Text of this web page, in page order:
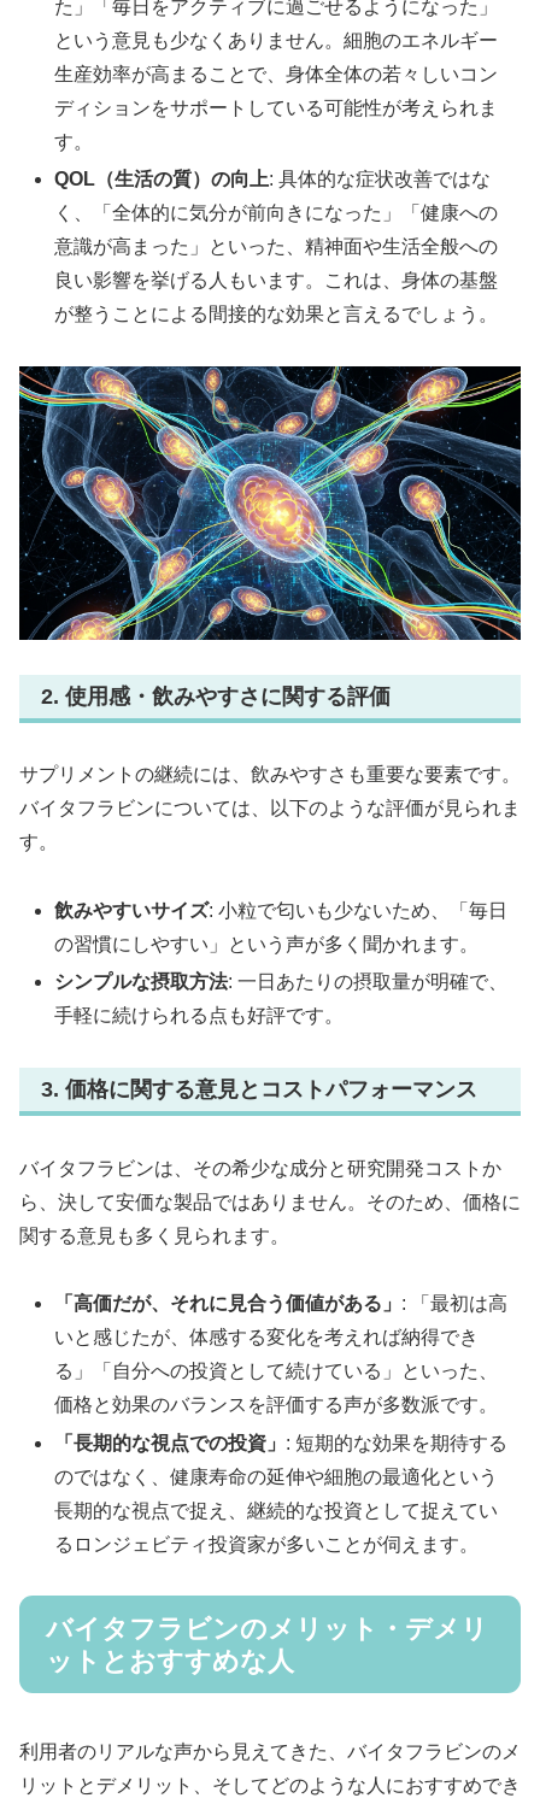
た」「毎日をアクティブに過ごせるようになった」
という意見も少なくありません。細胞のエネルギー
生産効率が高まることで、身体全体の若々しいコン
ディションをサポートしている可能性が考えられま
す。
QOL（生活の質）の向上: 具体的な症状改善ではな
く、「全体的に気分が前向きになった」「健康への
意識が高まった」といった、精神面や生活全般への
良い影響を挙げる人もいます。これは、身体の基盤
が整うことによる間接的な効果と言えるでしょう。
2. 使用感・飲みやすさに関する評価
サプリメントの継続には、飲みやすさも重要な要素です。
バイタフラビンについては、以下のような評価が見られま
す。
飲みやすいサイズ: 小粒で匂いも少ないため、「毎日
の習慣にしやすい」という声が多く聞かれます。
シンプルな摂取方法: 一日あたりの摂取量が明確で、
手軽に続けられる点も好評です。
3. 価格に関する意見とコストパフォーマンス
バイタフラビンは、その希少な成分と研究開発コストか
ら、決して安価な製品ではありません。そのため、価格に
関する意見も多く見られます。
「高価だが、それに見合う価値がある」 : 「最初は高
いと感じたが、体感する変化を考えれば納得でき
る」「自分への投資として続けている」といった、
価格と効果のバランスを評価する声が多数派です。
「長期的な視点での投資」 : 短期的な効果を期待する
のではなく、健康寿命の延伸や細胞の最適化という
長期的な視点で捉え、継続的な投資として捉えてい
るロンジェビティ投資家が多いことが伺えます。
バイタフラビンのメリット・デメリ
ットとおすすめな人
利用者のリアルな声から見えてきた、バイタフラビンのメ
リットとデメリット、そしてどのような人におすすめでき